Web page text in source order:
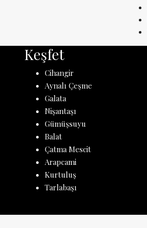
Keşfet
Cihangir
Aynalı Çeşme
Galata
Nişantaşı
Gümüşsuyu
Balat
Çatma Mescit
Arapcami
Kurtuluş
Tarlabaşı